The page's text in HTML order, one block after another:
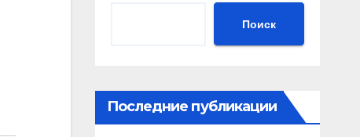
Поиск
Последние публикации